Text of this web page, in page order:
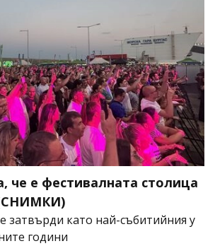
че е фестивалната столица
затвърди като най-събитийния у
години